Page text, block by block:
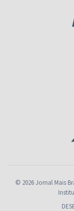
© 2026 Jornal Mais